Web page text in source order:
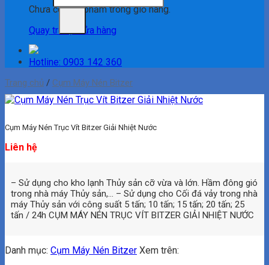
Chưa có sản phẩm trong giỏ hàng.
Quay trở lại cửa hàng
Hotline: 0903 142 360
Trang chủ / Cụm Máy Nén Bitzer
Cụm Máy Nén Trục Vít Bitzer Giải Nhiệt Nước
Liên hệ
– Sử dụng cho kho lạnh Thủy sản cỡ vừa và lớn. Hầm đông gió
trong nhà máy Thủy sản,… – Sử dụng cho Cối đá vảy trong nhà
máy Thủy sản với công suất 5 tấn; 10 tấn; 15 tấn; 20 tấn; 25
tấn / 24h CỤM MÁY NÉN TRỤC VÍT BITZER GIẢI NHIỆT NƯỚC
Danh mục: Cụm Máy Nén Bitzer Xem trên: